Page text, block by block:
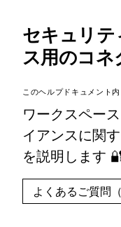
セキュリテ
ス用のコネ
このヘルプドキュメント内
ワークスペー
イアンスに関
を説明します
よくあるご質問